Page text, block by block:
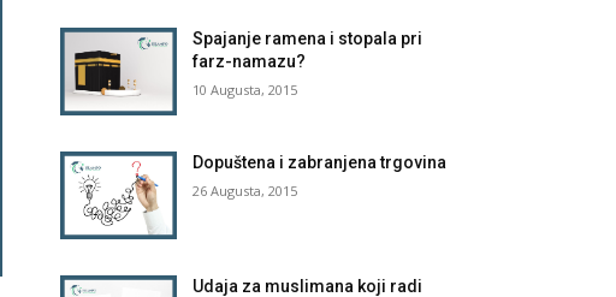
Spajanje ramena i stopala pri
farz-namazu?
10 Augusta, 2015
Dopuštena i zabranjena trgovina
26 Augusta, 2015
Udaja za muslimana koji radi